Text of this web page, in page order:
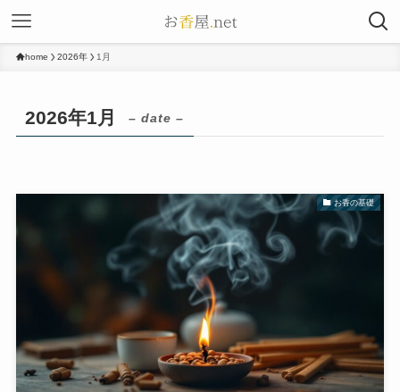
home 2026年 1月
2026年1月 – date –
お香の基礎